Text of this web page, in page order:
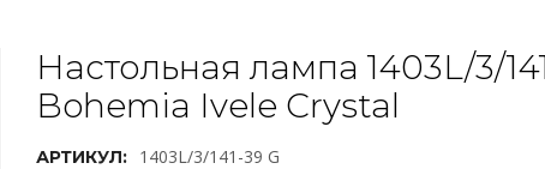
Настольная лампа 1403L/3/
Bohemia Ivele Crystal
АРТИКУЛ: 1403L/3/141-39 G